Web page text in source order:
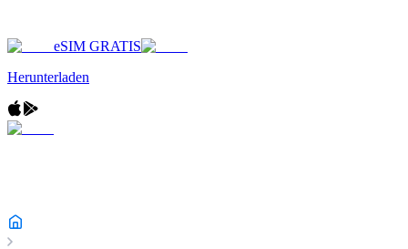
eSIM GRATIS
Herunterladen